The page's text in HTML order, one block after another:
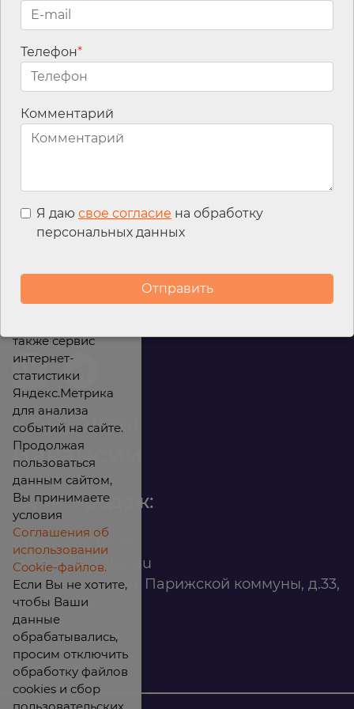
Имя*
Email*
Контакты
Вакансии
Офис продаж:
infomarket@ilan.su
г. Красноярск, ул. Парижской коммуны, д.33,
помещ. 302
ИНН: 2465263327
Телефон*
Комментарий
Я даю свое согласие на обработку
персональных данных
Мы используем
улучшения
также сервис
интернет-
статистики
Яндекс.Метрика
для анализа
событий на сайте.
Продолжая
пользоваться
данным сайтом,
Вы принимаете
условия
Соглашения об
использовании
Cookie-файлов.
Если Вы не хотите,
чтобы Ваши
данные
обрабатывались,
просим отключить
обработку файлов
cookies и сбор